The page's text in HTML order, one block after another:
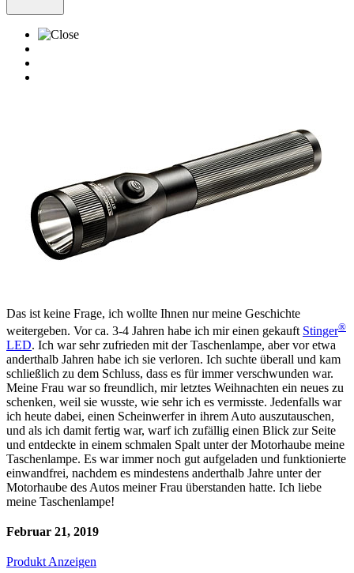
Das ist keine Frage, ich wollte Ihnen nur meine Geschichte
weitergeben. Vor ca. 3-4 Jahren habe ich mir einen gekauft Stinger®
LED. Ich war sehr zufrieden mit der Taschenlampe, aber vor etwa
anderthalb Jahren habe ich sie verloren. Ich suchte überall und kam
schließlich zu dem Schluss, dass es für immer verschwunden war.
Meine Frau war so freundlich, mir letztes Weihnachten ein neues zu
schenken, weil sie wusste, wie sehr ich es vermisste. Jedenfalls war
ich heute dabei, einen Scheinwerfer in ihrem Auto auszutauschen,
und als ich damit fertig war, warf ich zufällig einen Blick zur Seite
und entdeckte in einem schmalen Spalt unter der Motorhaube meine
Taschenlampe. Es war immer noch gut aufgeladen und funktionierte
einwandfrei, nachdem es mindestens anderthalb Jahre unter der
Motorhaube des Autos meiner Frau überstanden hatte. Ich liebe
meine Taschenlampe!
Februar 21, 2019
Produkt Anzeigen